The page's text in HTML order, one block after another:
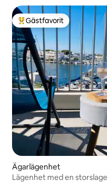
Populär gästfavorit
Gästfavorit
Ägarlägenhet
Lägenhet med en